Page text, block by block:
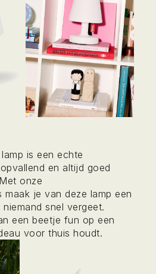
lamp is een echte
en altijd goed
onze
maak je van deze lamp een
snel vergeet.
een beetje fun op een
voor thuis houdt.